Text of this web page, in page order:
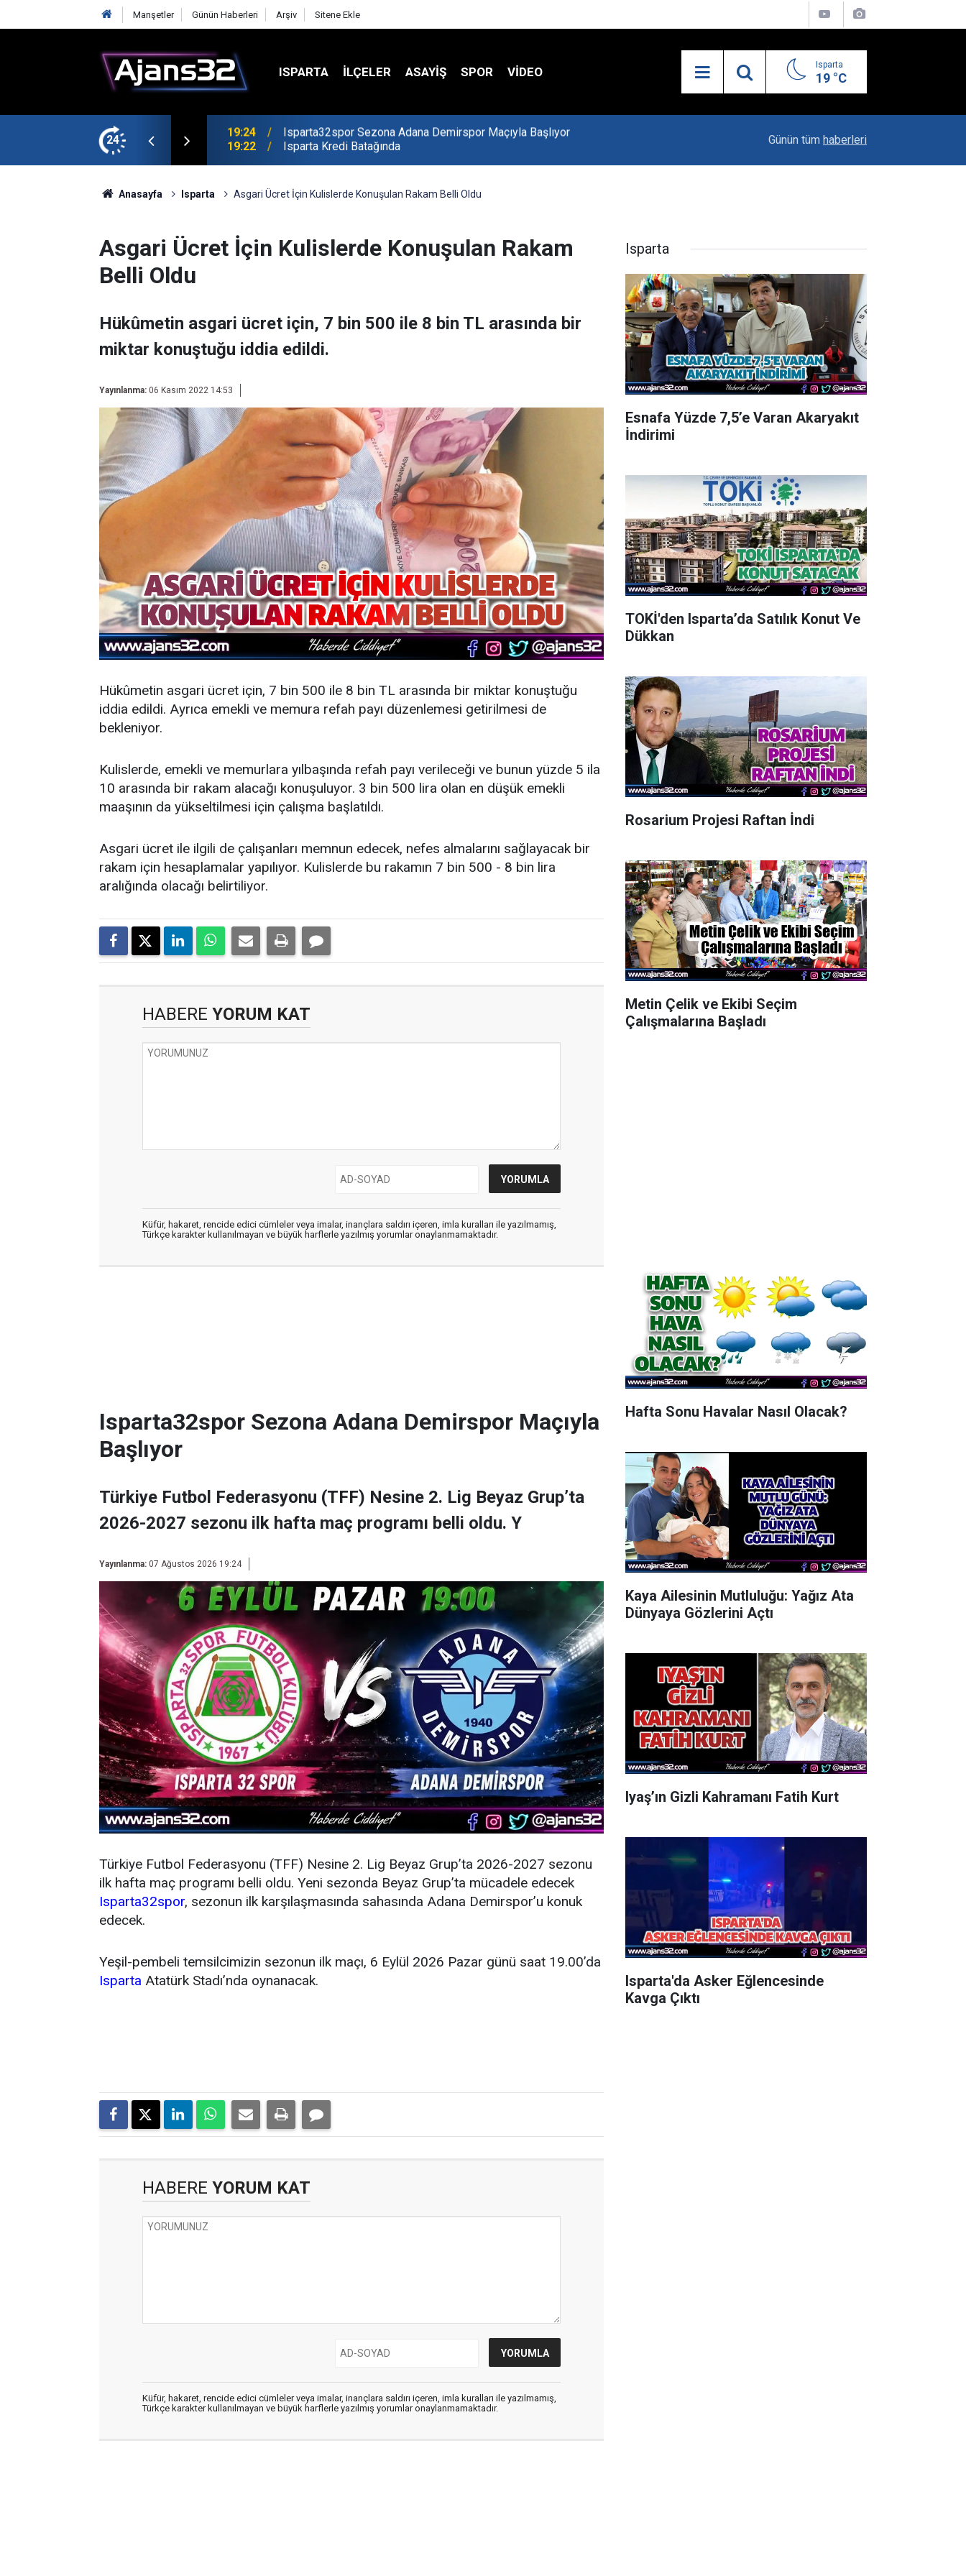
Manşetler Günün Haberleri Arşiv Sitene Ekle
ISPARTA İLÇELER ASAYİŞ SPOR VIDEO Isparta
19 °C
24
Maçıyla Başlıyor 19:22 Isparta Kredi Batağında Vali Erin: Bu İşin Kenarında Olanlara Bile Bu
Günün tüm haberleri
Anasayfa Isparta Asgari Ücret İçin Kulislerde Konuşulan Rakam Belli Oldu
Asgari Ücret İçin Kulislerde Konuşulan Rakam
Belli Oldu
Hükûmetin asgari ücret için, 7 bin 500 ile 8 bin TL arasında bir
miktar konuştuğu iddia edildi.
Yayınlanma: 06 Kasım 2022 14:53
Hükûmetin asgari ücret için, 7 bin 500 ile 8 bin TL arasında bir miktar konuştuğu
iddia edildi. Ayrıca emekli ve memura refah payı düzenlemesi getirilmesi de
bekleniyor.
Kulislerde, emekli ve memurlara yılbaşında refah payı verileceği ve bunun yüzde 5 ila
10 arasında bir rakam alacağı konuşuluyor. 3 bin 500 lira olan en düşük emekli
maaşının da yükseltilmesi için çalışma başlatıldı.
Asgari ücret ile ilgili de çalışanları memnun edecek, nefes almalarını sağlayacak bir
rakam için hesaplamalar yapılıyor. Kulislerde bu rakamın 7 bin 500 - 8 bin lira
aralığında olacağı belirtiliyor.
HABERE YORUM KAT
Küfür, hakaret, rencide edici cümleler veya imalar, inançlara saldırı içeren, imla kuralları ile yazılmamış,
Türkçe karakter kullanılmayan ve büyük harflerle yazılmış yorumlar onaylanmamaktadır.
Isparta32spor Sezona Adana Demirspor Maçıyla
Başlıyor
Türkiye Futbol Federasyonu (TFF) Nesine 2. Lig Beyaz Grup’ta
2026-2027 sezonu ilk hafta maç programı belli oldu. Y
Yayınlanma: 07 Ağustos 2026 19:24
Türkiye Futbol Federasyonu (TFF) Nesine 2. Lig Beyaz Grup’ta 2026-2027 sezonu
ilk hafta maç programı belli oldu. Yeni sezonda Beyaz Grup’ta mücadele edecek
Isparta32spor, sezonun ilk karşılaşmasında sahasında Adana Demirspor’u konuk
edecek.
Yeşil-pembeli temsilcimizin sezonun ilk maçı, 6 Eylül 2026 Pazar günü saat 19.00’da
Isparta Atatürk Stadı’nda oynanacak.
HABERE YORUM KAT
Küfür, hakaret, rencide edici cümleler veya imalar, inançlara saldırı içeren, imla kuralları ile yazılmamış,
Türkçe karakter kullanılmayan ve büyük harflerle yazılmış yorumlar onaylanmamaktadır.
Isparta
Esnafa Yüzde 7,5’e Varan Akaryakıt
İndirimi
TOKİ'den Isparta’da Satılık Konut Ve
Dükkan
Rosarium Projesi Raftan İndi
Metin Çelik ve Ekibi Seçim
Çalışmalarına Başladı
Hafta Sonu Havalar Nasıl Olacak?
Kaya Ailesinin Mutluluğu: Yağız Ata
Dünyaya Gözlerini Açtı
Iyaş’ın Gizli Kahramanı Fatih Kurt
Isparta'da Asker Eğlencesinde
Kavga Çıktı